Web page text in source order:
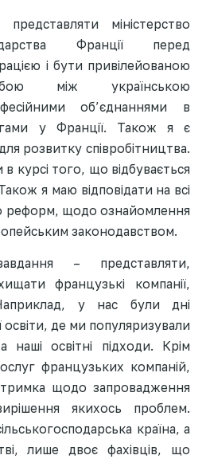
міністерство
Франції перед
і бути привілейованою
між українською
об’єднаннями в
у Франції. Також я є
розвитку співробітництва.
курсі того, що відбувається
я маю відповідати на всі
реформ, щодо ознайомлення
законодавством.
– представляти,
французькі компанії,
у нас були дні
освіти, де ми популяризували
наші освітні підходи. Крім
французьких компаній,
щодо запровадження
якихось проблем.
країна, а
лише двоє фахівців, що